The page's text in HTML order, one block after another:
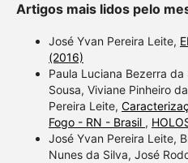
Artigos mais lidos pelo
José Yvan Pereira Leite,
(2016)
Paula Luciana Bezerra
Sousa, Viviane Pinheiro
Pereira Leite,
Fogo - RN - Brasil ,
José Yvan Pereira Leite,
Nunes da Silva, José